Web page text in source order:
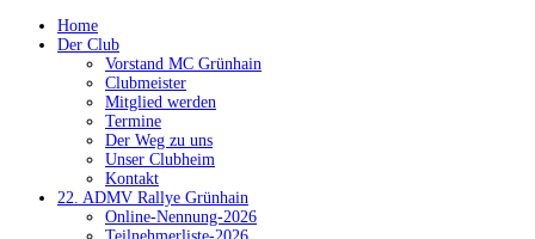
Home
Der Club
Vorstand MC Grünhain
Clubmeister
Mitglied werden
Termine
Der Weg zu uns
Unser Clubheim
Kontakt
22. ADMV Rallye Grünhain
Online-Nennung-2026